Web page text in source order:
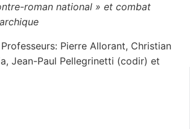
roman national » et combat
Pierre Allorant, Christian
Jean-Paul Pellegrinetti (codir) et